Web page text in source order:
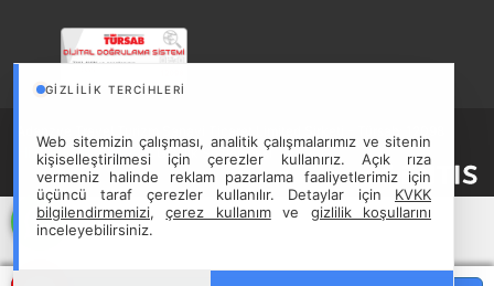
GIZLILIK TERCIHLERI
Web sitemizin çalışması, analitik çalışmalarımız ve sitenin
kişiselleştirilmesi için çerezler kullanırız. Açık rıza
vermeniz halinde reklam pazarlama faaliyetlerimiz için
üçüncü taraf çerezler kullanılır. Detaylar için KVKK
bilgilendirmemizi,çerez kullanımve gizlilik koşullarını
inceleyebilirsiniz.
Hizmet Sözleşmesi Gizlilik Sözleşmesi